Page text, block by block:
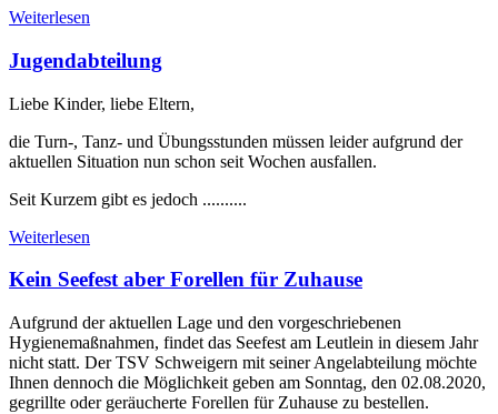
Weiterlesen
Jugendabteilung
Liebe Kinder, liebe Eltern,
die Turn-, Tanz- und Übungsstunden müssen leider aufgrund der
aktuellen Situation nun schon seit Wochen ausfallen.
Seit Kurzem gibt es jedoch ..........
Weiterlesen
Kein Seefest aber Forellen für Zuhause
Aufgrund der aktuellen Lage und den vorgeschriebenen
Hygienemaßnahmen, findet das Seefest am Leutlein in diesem Jahr
nicht statt. Der TSV Schweigern mit seiner Angelabteilung möchte
Ihnen dennoch die Möglichkeit geben am Sonntag, den 02.08.2020,
gegrillte oder geräucherte Forellen für Zuhause zu bestellen.